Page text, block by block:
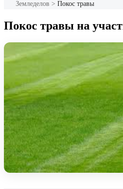
Земледелов > Покос травы
Покос травы на